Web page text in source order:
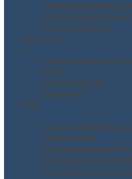
somministrazione e
Settore saloni di
Settore trasporti
Blog e Info
▼
Approfondimenti in
Blog
Documenti utili
Fonti Blog
FAQ
▼
FAQ – DATORE DI
REGIONI 2025
FAQ Aggiornamento
Decreto DM 01-02/09/
FAQ campi